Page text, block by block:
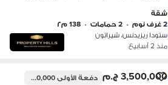
المراسم و راديسون ريزيدنس
شقة
2 غرف نوم
• 2 حمامات • 138 م٢
ستودا ريزيدنس، شيراتون
منذ 2 أسابيع
3,500,000 ج.م دفعة الأولى2,800,000 ج.م